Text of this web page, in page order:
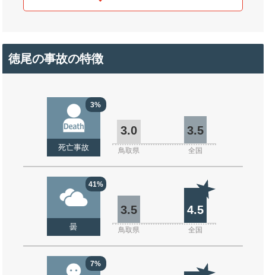
徳尾の事故の特徴
3%
死亡事故
3.0 3.5
鳥取県 全国
41%
曇
3.5 4.5
鳥取県 全国
7%